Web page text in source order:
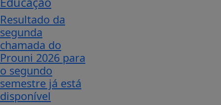
Resultado da
segunda
chamada do
Prouni 2026 para
o segundo
semestre já está
disponível